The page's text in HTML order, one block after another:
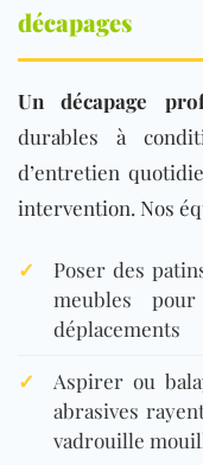
décapages
Un décapage
durables à
d’entretien
intervention. Nos
✓
Poser des
meubles
déplacements
✓
Aspirer ou
abrasives
vadrouille